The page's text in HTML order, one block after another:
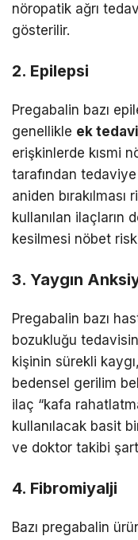
nöropatik ağrı
gösterilir.
2. Epilepsi
Pregabalin bazı
genellikle ek tedavi
erişkinlerde kısmi
tarafından
aniden
kullanılan ilaçların
kesilmesi nöbet
3. Yaygın
Pregabalin bazı
bozukluğu
kişinin sürekli
bedensel gerilim
ilaç “kafa
kullanılacak basit
ve doktor takibi
4. Fibromiyalji
Bazı pregabalin